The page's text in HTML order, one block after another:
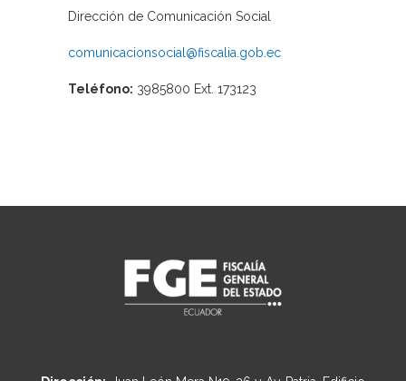
Dirección de Comunicación Social
comunicacionsocial@fiscalia.gob.ec
Teléfono: 3985800 Ext. 173123